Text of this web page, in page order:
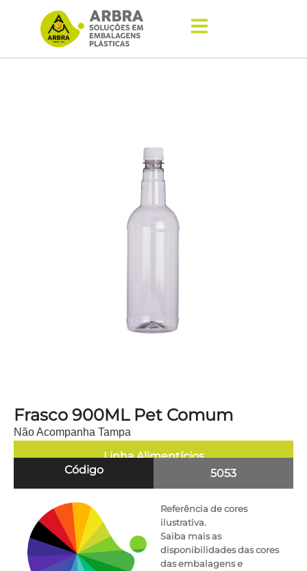
Frasco 900ML Pet Comum
Não Acompanha Tampa
Linha Alimentícios
Código
5053
Referência de cores
ilustrativa.
Saiba mais as
disponibilidades das cores
das embalagens e